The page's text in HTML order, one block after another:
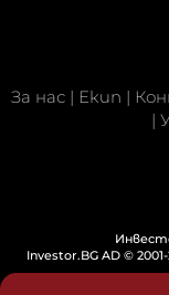
За нас | Екип |
|
Investor.BG AD ©